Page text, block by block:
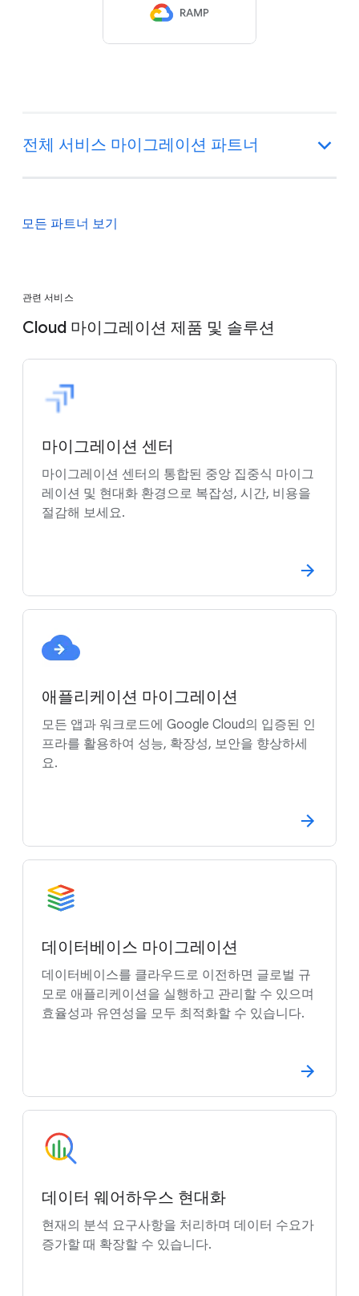
전체 서비스 마이그레이션 파트너
모든 파트너 보기
관련 서비스
Cloud 마이그레이션 제품 및 솔루션
마이그레이션 센터
마이그레이션 센터의 통합된 중앙 집중식 마이그
레이션 및 현대화 환경으로 복잡성, 시간, 비용을
절감해 보세요.
애플리케이션 마이그레이션
모든 앱과 워크로드에 Google Cloud의 입증된 인
프라를 활용하여 성능, 확장성, 보안을 향상하세
요.
데이터베이스 마이그레이션
데이터베이스를 클라우드로 이전하면 글로벌 규
모로 애플리케이션을 실행하고 관리할 수 있으며
효율성과 유연성을 모두 최적화할 수 있습니다.
데이터 웨어하우스 현대화
현재의 분석 요구사항을 처리하며 데이터 수요가
증가할 때 확장할 수 있습니다.